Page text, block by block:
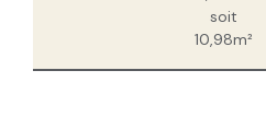
soit
10,98m²